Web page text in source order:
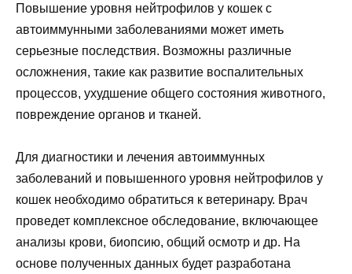
Повышение уровня нейтрофилов у кошек с
автоиммунными заболеваниями может иметь
серьезные последствия. Возможны различные
осложнения, такие как развитие воспалительных
процессов, ухудшение общего состояния животного,
повреждение органов и тканей.
Для диагностики и лечения автоиммунных
заболеваний и повышенного уровня нейтрофилов у
кошек необходимо обратиться к ветеринару. Врач
проведет комплексное обследование, включающее
анализы крови, биопсию, общий осмотр и др. На
основе полученных данных будет разработана